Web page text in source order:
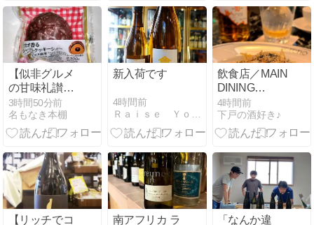
【似非グルメ
の甘味礼讃１
５７３品目】
ローソンの
『カカオ香る
キーシュー(ベ
ルギーチョコ
使用)』を食べ
てみた！
3時間50分前
名もなき本棚
新入荷です
4時間前
飲食店／MAIN
DINING
sereno（埼玉
／さいたま新
都心）／名門
イタリアン
4時間前
下戸の酒好き♪
【リッチでコ
南アフリカ ラ
「なんか違